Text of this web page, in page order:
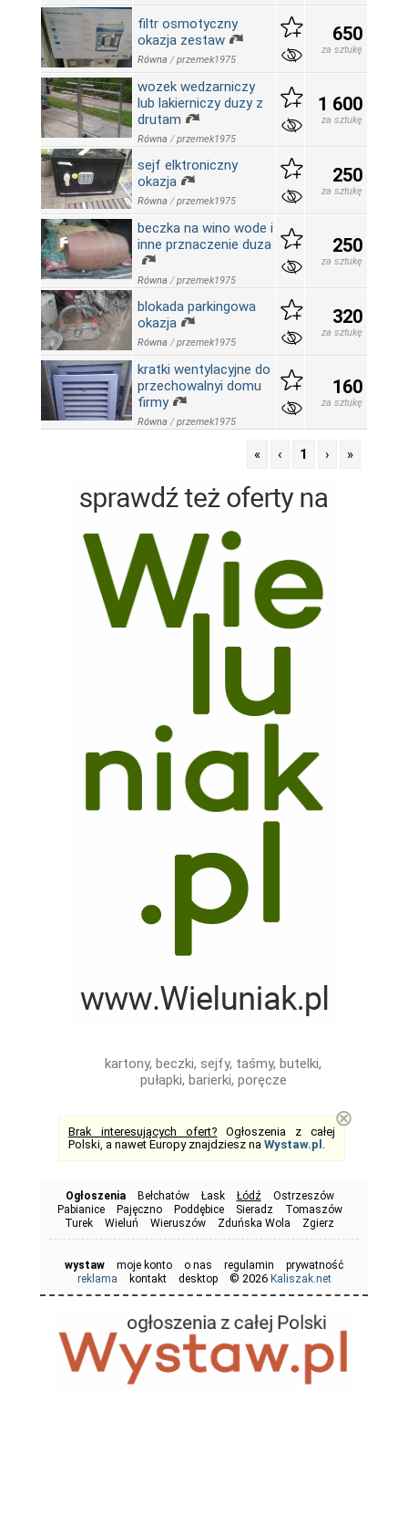
filtr osmotyczny
okazja zestaw
Równa /przemek1975
650
za sztukę
wozek wedzarniczy
lub lakierniczy duzy z
drutam
Równa /przemek1975
1 600
za sztukę
sejf elktroniczny
okazja
Równa /przemek1975
250
za sztukę
beczka na wino wode i
inne prznaczenie duza
Równa /przemek1975
250
za sztukę
blokada parkingowa
okazja
Równa /przemek1975
320
za sztukę
kratki wentylacyjne do
przechowalnyi domu
firmy
Równa /przemek1975
160
za sztukę
« ‹ 1 › »
kartony, beczki, sejfy, taśmy, butelki,
pułapki, barierki, poręcze
Brak interesujących ofert? Ogłoszenia z całej
Polski, a nawet Europy znajdziesz na Wystaw.pl .
⊗
Ogłoszenia Bełchatów Łask Łódź
Ostrzeszów
Pabianice
Pajęczno Poddębice Sieradz
Tomaszów
Turek
Wieluń Wieruszów Zduńska Wola Zgierz
wystaw moje konto o nas regulamin
prywatność
reklama
kontakt desktop © 2026 Kaliszak.net